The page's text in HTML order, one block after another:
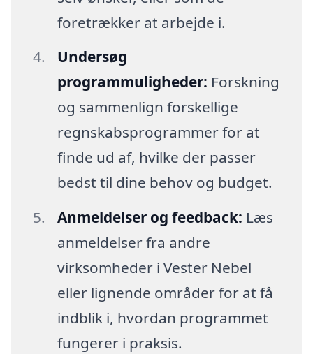
foretrækker at arbejde i.
Undersøg
programmuligheder: Forskning
og sammenlign forskellige
regnskabsprogrammer for at
finde ud af, hvilke der passer
bedst til dine behov og budget.
Anmeldelser og feedback: Læs
anmeldelser fra andre
virksomheder i Vester Nebel
eller lignende områder for at få
indblik i, hvordan programmet
fungerer i praksis.